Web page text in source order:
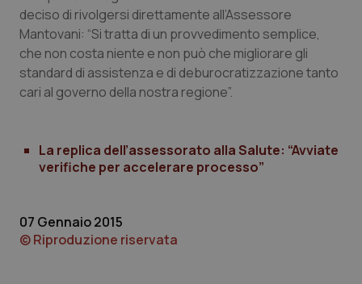
Provincia Autonoma di Trento
Puglia
Sicilia
Umbria
Ipertensione & Scompenso
Malattie rare
Neuroscienze & patologie neurodegenerative
Oftalmologia
deciso di rivolgersi direttamente all’Assessore
Mantovani: “Si tratta di un provvedimento semplice,
che non costa niente e non può che migliorare gli
standard di assistenza e di deburocratizzazione tanto
cari al governo della nostra regione”.
La replica dell’assessorato alla Salute: “Avviate
verifiche per accelerare processo”
07 Gennaio 2015
© Riproduzione riservata